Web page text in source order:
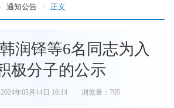
通知公告 > 正文
润铎等6名同志为入
极分子的公示
年05月14日 16:14 浏览量： 705